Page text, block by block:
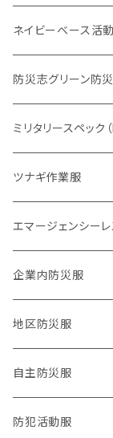
2016,4熊本地震
2024,1,1 能登半島地
2024.9,21 能登北部
重機系
体力系
ヘルプセンター系
物資系
サバイバル系
タクティカル系
医療系
公職バックアップ系
防犯・防災警戒系
ネイビーベース活
防災志グリーン防
ミリタリースペック
ツナギ作業服
エマージェンシー
企業内防災服
地区防災服
自主防災服
防犯活動服